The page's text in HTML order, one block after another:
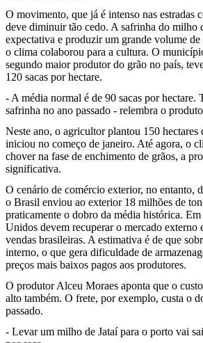
O movimento, que já é intenso nas estradas
deve diminuir tão cedo. A safrinha do milho
expectativa e produzir um grande volume de
o clima colaborou para a cultura. O
segundo maior produtor do grão no país,
120 sacas por hectare.
- A média normal é de 90 sacas por hectare.
safrinha no ano passado - relembra o
Neste ano, o agricultor plantou 150
iniciou no começo de janeiro. Até agora, o
chover na fase de enchimento de grãos, a
significativa.
O cenário de comércio exterior, no entanto,
o Brasil enviou ao exterior 18 milhões de
praticamente o dobro da média histórica.
Unidos devem recuperar o mercado externo
vendas brasileiras. A estimativa é de que
interno, o que gera dificuldade de
preços mais baixos pagos aos produtores.
O produtor Alceu Moraes aponta que o
alto também. O frete, por exemplo, custa o
passado.
- Levar um milho de Jataí para o porto vai